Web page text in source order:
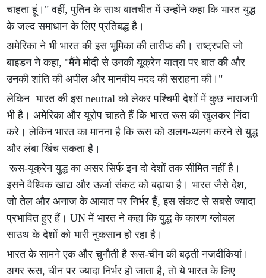
चाहता हूं।" वहीं, पुतिन के साथ बातचीत में उन्होंने कहा कि भारत युद्ध
के जल्द समाधान के लिए प्रतिबद्ध है।
अमेरिका ने भी भारत की इस भूमिका की तारीफ की। राष्ट्रपति जो
बाइडन ने कहा, "मैंने मोदी से उनकी यूक्रेन यात्रा पर बात की और
उनकी शांति की अपील और मानवीय मदद की सराहना की।"
लेकिन भारत की इस neutral को लेकर पश्चिमी देशों में कुछ नाराजगी
भी है। अमेरिका और यूरोप चाहते हैं कि भारत रूस की खुलकर निंदा
करे। लेकिन भारत का मानना है कि रूस को अलग-थलग करने से युद्ध
और लंबा खिंच सकता है।
रूस-यूक्रेन युद्ध का असर सिर्फ इन दो देशों तक सीमित नहीं है।
इसने वैश्विक खाद्य और ऊर्जा संकट को बढ़ाया है। भारत जैसे देश,
जो तेल और अनाज के आयात पर निर्भर हैं, इस संकट से सबसे ज्यादा
प्रभावित हुए हैं। UN में भारत ने कहा कि युद्ध के कारण ग्लोबल
साउथ के देशों को भारी नुकसान हो रहा है।
भारत के सामने एक और चुनौती है रूस-चीन की बढ़ती नजदीकियां।
अगर रूस, चीन पर ज्यादा निर्भर हो जाता है, तो ये भारत के लिए